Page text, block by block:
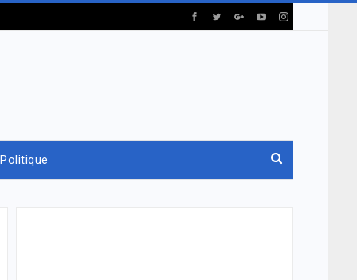
Politique